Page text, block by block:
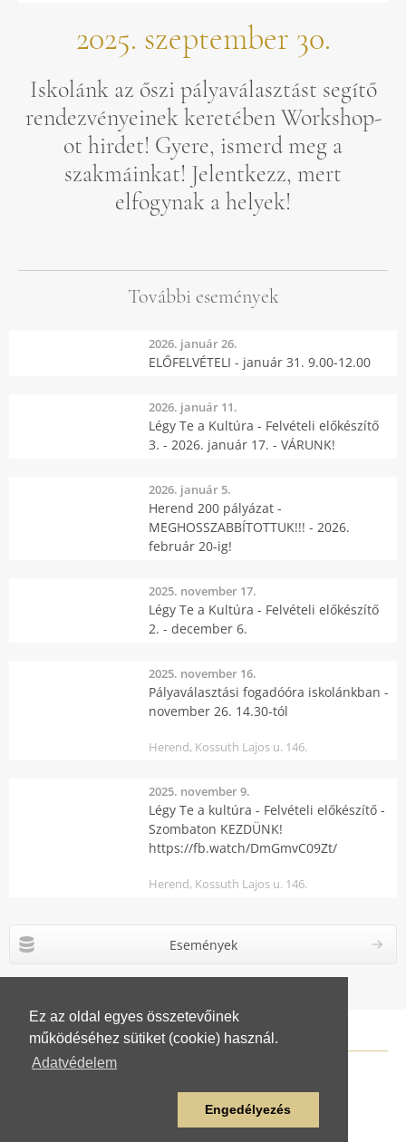
Ez az oldal egyes összetevőinek
működéséhez sütiket (cookie) használ.
Adatvédelem
Engedélyezés
2025. szeptember 30.
Iskolánk az őszi pályaválasztást segítő
rendezvényeinek keretében Workshop-
ot hirdet! Gyere, ismerd meg a
szakmáinkat! Jelentkezz, mert
elfogynak a helyek!
További események
2026. január 26.
ELŐFELVÉTELI - január 31. 9.00-12.00
2026. január 11.
Légy Te a Kultúra - Felvételi előkészítő
3. - 2026. január 17. - VÁRUNK!
2026. január 5.
Herend 200 pályázat -
MEGHOSSZABBÍTOTTUK!!! - 2026.
február 20-ig!
2025. november 17.
Légy Te a Kultúra - Felvételi előkészítő
2. - december 6.
2025. november 16.
Pályaválasztási fogadóóra iskolánkban -
november 26. 14.30-tól
Herend, Kossuth Lajos u. 146.
2025. november 9.
Légy Te a kultúra - Felvételi előkészítő -
Szombaton KEZDÜNK!
https://fb.watch/DmGmvC09Zt/
Herend, Kossuth Lajos u. 146.
Események
© Fischer Mór Porcelánipari Szakképző Iskola